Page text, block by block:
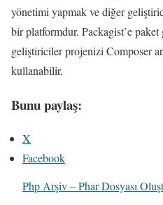
yönetimi yapmak ve diğer
bir platformdur. Packagist’e
geliştiriciler projenizi Composer
kullanabilir.
Bunu paylaş:
X
Facebook
Php Arşiv – Phar Dosyası